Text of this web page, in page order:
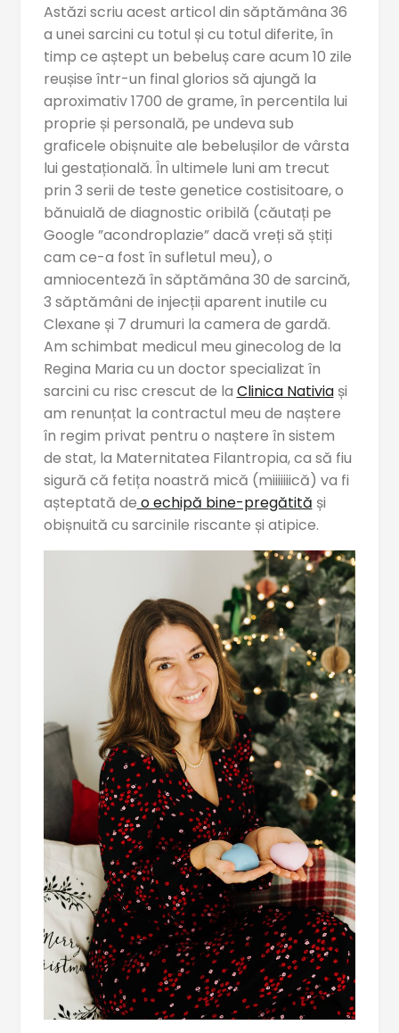
Astăzi scriu acest articol din săptămâna 36
a unei sarcini cu totul și cu totul diferite, în
timp ce aștept un bebeluș care acum 10 zile
reușise într-un final glorios să ajungă la
aproximativ 1700 de grame, în percentila lui
proprie și personală, pe undeva sub
graficele obișnuite ale bebelușilor de vârsta
lui gestațională. În ultimele luni am trecut
prin 3 serii de teste genetice costisitoare, o
bănuială de diagnostic oribilă (căutați pe
Google ”acondroplazie” dacă vreți să știți
cam ce-a fost în sufletul meu), o
amniocenteză în săptămâna 30 de sarcină,
3 săptămâni de injecții aparent inutile cu
Clexane și 7 drumuri la camera de gardă.
Am schimbat medicul meu ginecolog de la
Regina Maria cu un doctor specializat în
sarcini cu risc crescut de la Clinica Nativiași
am renunțat la contractul meu de naștere
în regim privat pentru o naștere în sistem
de stat, la Maternitatea Filantropia, ca să fiu
sigură că fetița noastră mică (miiiiiiică) va fi
așteptată de o echipă bine-pregătită și
obișnuită cu sarcinile riscante și atipice.